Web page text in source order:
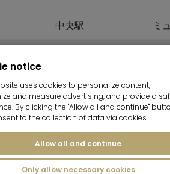
中央駅
ミ
フォトギャラリー
notice
uses cookies to personalize content,
and measure advertising, and provide a
By clicking the "Allow all and continue"
to the collection of data via cookies.
Allow all and continue
Only allow necessary cookies